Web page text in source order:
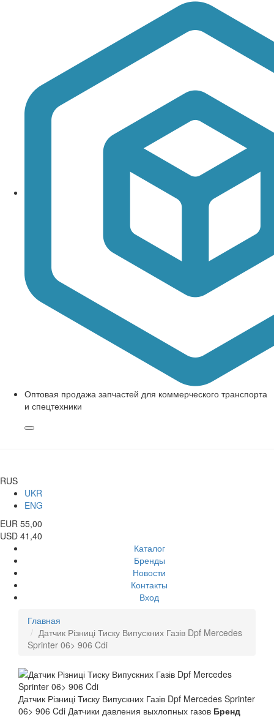
Оптовая продажа запчастей для коммерческого транспорта
и спецтехники
RUS
UKR
ENG
EUR 55,00
USD 41,40
Каталог
Бренды
Новости
Контакты
Вход
Главная
Датчик Різниці Тиску Випускних Газів Dpf Mercedes
Sprinter 06> 906 Cdi
Датчик Різниці Тиску Випускних Газів Dpf Mercedes Sprinter
06> 906 Cdi Датчики давления выхлопных газов Бренд